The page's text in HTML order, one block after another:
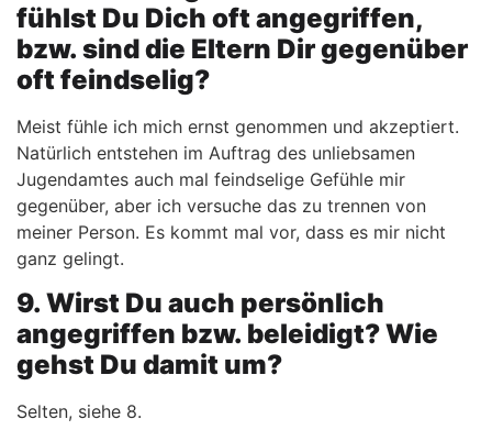
fühlst Du Dich oft angegriffen,
bzw. sind die Eltern Dir gegenüber
oft feindselig?
Meist fühle ich mich ernst genommen und akzeptiert.
Natürlich entstehen im Auftrag des unliebsamen
Jugendamtes auch mal feindselige Gefühle mir
gegenüber, aber ich versuche das zu trennen von
meiner Person. Es kommt mal vor, dass es mir nicht
ganz gelingt.
9. Wirst Du auch persönlich
angegriffen bzw. beleidigt? Wie
gehst Du damit um?
Selten, siehe 8.